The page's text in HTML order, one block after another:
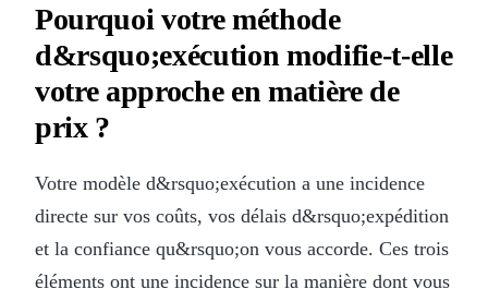
Pourquoi votre méthode
d&rsquo;exécution modifie-t-elle
votre approche en matière de
prix ?
Votre modèle d&rsquo;exécution a une incidence
directe sur vos coûts, vos délais d&rsquo;expédition
et la confiance qu&rsquo;on vous accorde. Ces trois
éléments ont une incidence sur la manière dont vous